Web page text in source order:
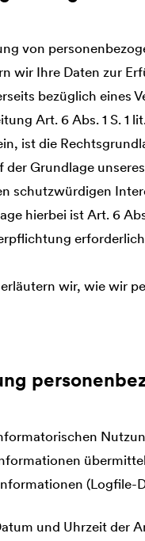
von
wir Ihre Daten zur
bezüglich eines
Art. 6 Abs. 1 S. 1
ist die
der Grundlage
schutzwürdigen
hierbei ist Art. 6
wir, wie wir
(Logfile-
und Uhrzeit der